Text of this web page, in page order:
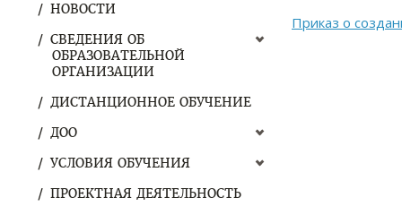
НОВОСТИ
СВЕДЕНИЯ ОБ
ОБРАЗОВАТЕЛЬНОЙ
ОРГАНИЗАЦИИ
ДИСТАНЦИОННОЕ ОБУЧЕНИЕ
ДОО
УСЛОВИЯ ОБУЧЕНИЯ
ПРОЕКТНАЯ ДЕЯТЕЛЬНОСТЬ
Приказ о